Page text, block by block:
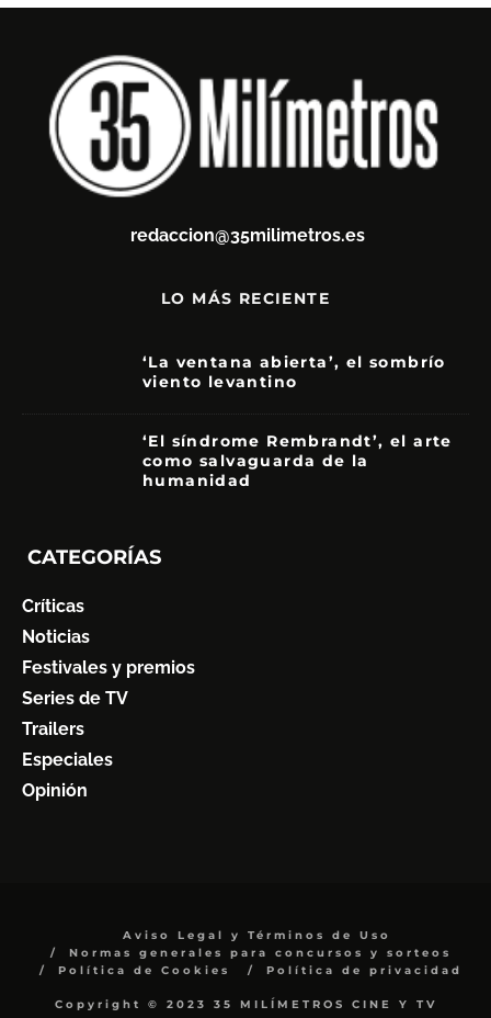
redaccion@35milimetros.es
LO MÁS RECIENTE
‘La ventana abierta’, el sombrío
viento levantino
‘El síndrome Rembrandt’, el arte
como salvaguarda de la
humanidad
CATEGORÍAS
Críticas
Noticias
Festivales y premios
Series de TV
Trailers
Especiales
Opinión
Aviso Legal y Términos de Uso
Normas generales para concursos y sorteos
Política de Cookies
Política de privacidad
Copyright © 2023 35 MILÍMETROS CINE Y TV